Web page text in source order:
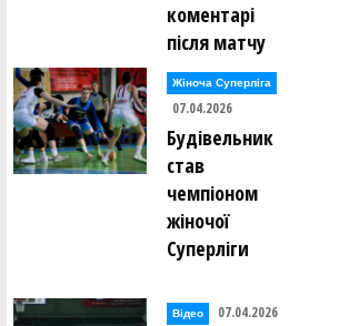
коментарі
після матчу
Жіноча Суперліга
07.04.2026
Будівельник
став
чемпіоном
жіночої
Суперліги
Відео 07.04.2026